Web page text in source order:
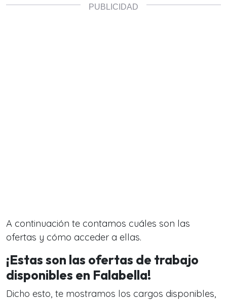
A continuación te contamos cuáles son las
ofertas y cómo acceder a ellas.
¡Estas son las ofertas de trabajo
disponibles en Falabella!
Dicho esto, te mostramos los cargos disponibles,